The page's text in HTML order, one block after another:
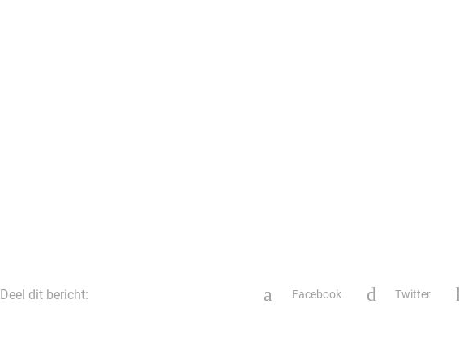
Deel dit bericht: Facebook Twitter